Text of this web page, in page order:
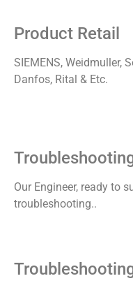
Product Retail
SIEMENS, Weidmuller,
Danfos, Rital & Etc.
Our Engineer, ready to
troubleshooting..